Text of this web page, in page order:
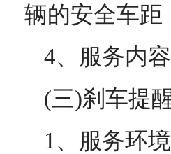
辆的安全车距
4、服务内
(三)刹车提
1、服务环